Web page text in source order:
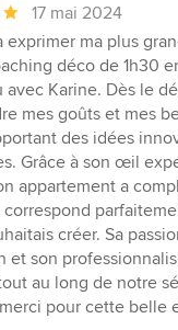
17 mai 2024
exprimer ma plus
déco de 1h30
avec Karine. Dès le
mes goûts et mes
des idées
Grâce à son œil
appartement a
créer. Sa
et son
au long de notre
pour cette belle